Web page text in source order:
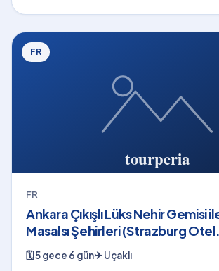
FR
FR
Ankara Çıkışlı Lüks Nehir Gemisi
Masalsı Şehirleri (Strazburg Otel
Konaklamalı)
🗓5 gece 6 gün✈Uçaklı